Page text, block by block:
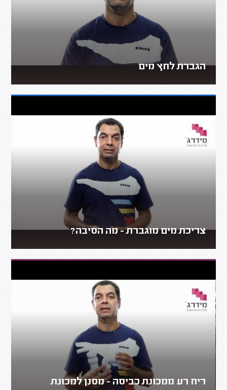
הגברת לחץ מים
צריכת מים מוגברת - מה הסיבה?
ריח רע ממכונת כביסה - מסנן למכונת